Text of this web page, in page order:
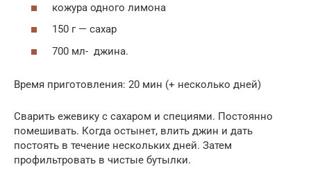
кожура одного лимона
150 г — сахар
700 мл- джина.
Время приготовления: 20 мин (+ несколько дней)
Сварить ежевику с сахаром и специями. Постоянно
помешивать. Когда остынет, влить джин и дать
постоять в течение нескольких дней. Затем
профильтровать в чистые бутылки.